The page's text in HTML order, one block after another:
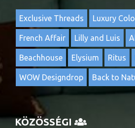
Exclusive Threads Luxury
French Affair Lilly and Luis
Beachhouse Elysium Ritus
WOW Designdrop Back to
KÖZÖSSÉGI